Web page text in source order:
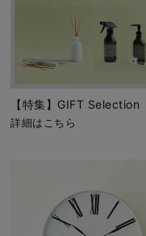
【特集】GIFT Selection
詳細はこちら